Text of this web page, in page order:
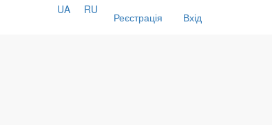
Реєстрація Вхід
UA RU